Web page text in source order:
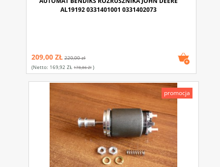
AL19192 0331401001 0331402073
209,00 ZŁ 220,00 zł
(netto: 169,92 ZŁ 178,86 Zł)
promocja